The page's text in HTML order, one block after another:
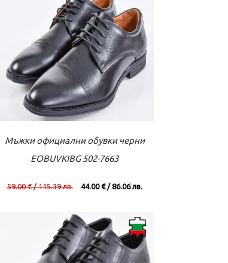
Към касата Виж повече
Мъжки официални обувки черни
EOBUVKIBG 502-7663
59.00 € / 115.39 лв. 44.00 € / 86.06 лв.